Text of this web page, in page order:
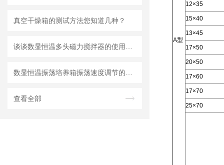
真空干燥箱的测试方法您知道几种？
查看全部
A型
12×35
15×40
13×45
17×50
20×50
17×60
17×70
25×70